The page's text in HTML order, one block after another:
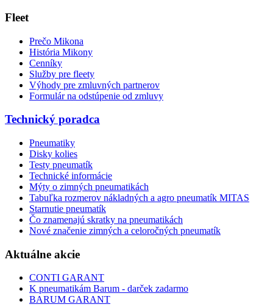
Fleet
Prečo Mikona
História Mikony
Cenníky
Služby pre fleety
Výhody pre zmluvných partnerov
Formulár na odstúpenie od zmluvy
Technický poradca
Pneumatiky
Disky kolies
Testy pneumatík
Technické informácie
Mýty o zimných pneumatikách
Tabuľka rozmerov nákladných a agro pneumatík MITAS
Starnutie pneumatík
Čo znamenajú skratky na pneumatikách
Nové značenie zimných a celoročných pneumatík
Aktuálne akcie
CONTI GARANT
K pneumatikám Barum - darček zadarmo
BARUM GARANT